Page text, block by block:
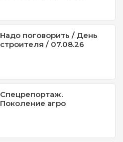
Надо поговорить / День
строителя / 07.08.26
Спецрепортаж.
Поколение агро